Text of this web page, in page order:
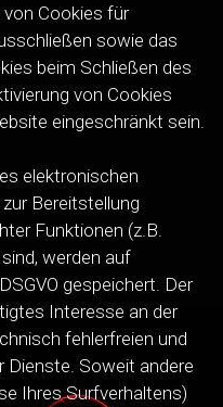
von Cookies für
sowie das
beim Schließen des
von Cookies
eingeschränkt sein.
elektronischen
Bereitstellung
Funktionen (z.B.
werden auf
gespeichert. Der
Interesse an der
fehlerfreien und
Dienste. Soweit andere
Ihres Surfverhaltens)